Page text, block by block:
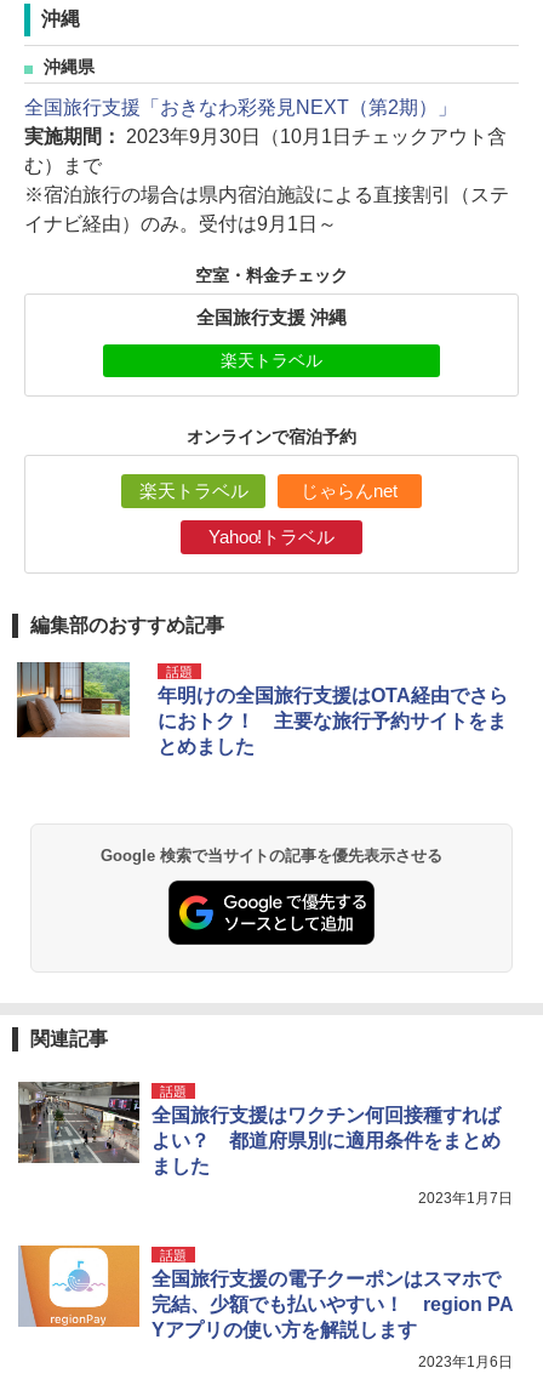
沖縄
沖縄県
全国旅行支援「おきなわ彩発見NEXT（第2期）」
実施期間： 2023年9月30日（10月1日チェックアウト含
む）まで
※宿泊旅行の場合は県内宿泊施設による直接割引（ステ
イナビ経由）のみ。受付は9月1日～
空室・料金チェック
全国旅行支援 沖縄
楽天トラベル
オンラインで宿泊予約
楽天トラベル じゃらんnet
Yahoo!トラベル
編集部のおすすめ記事
話題
年明けの全国旅行支援はOTA経由でさら
におトク！ 主要な旅行予約サイトをま
とめました
Google 検索で当サイトの記事を優先表示させる
関連記事
話題
全国旅行支援はワクチン何回接種すれば
よい？ 都道府県別に適用条件をまとめ
ました
2023年1月7日
話題
全国旅行支援の電子クーポンはスマホで
完結、少額でも払いやすい！ region PA
Yアプリの使い方を解説します
2023年1月6日